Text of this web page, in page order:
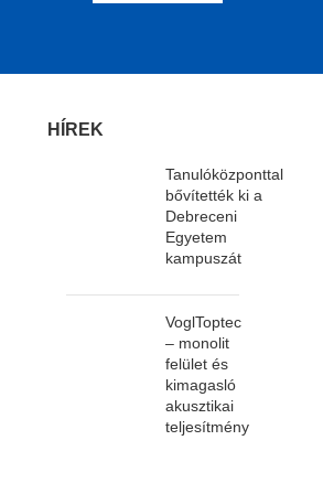
HÍREK
Tanulóközponttal
bővítették ki a
Debreceni
Egyetem
kampuszát
VoglToptec
– monolit
felület és
kimagasló
akusztikai
teljesítmény